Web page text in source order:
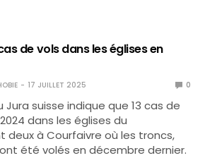
de vols dans les églises en
17 JUILLET 2025 0
Jura suisse indique que 13 cas de
dans les églises du
à Courfaivre où les troncs,
été volés en décembre dernier.